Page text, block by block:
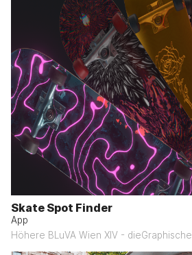
Skate Spot Finder
App
Höhere BLuVA Wien XIV - dieGraphische